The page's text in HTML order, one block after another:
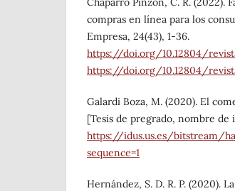
compras en línea para los
Empresa, 24(43), 1-36.
https://doi.org/10.12804/
https://doi.org/10.12804/
Galardi Boza, M. (2020). El
[Tesis de pregrado, nombre
https://idus.us.es/bitstream/
sequence=1
Hernández, S. D. R. P. (2020).